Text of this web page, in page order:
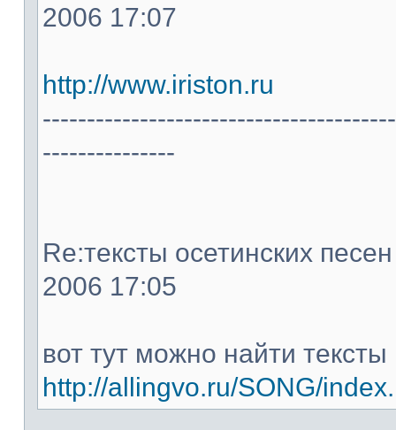
2006 17:07
http://www.iriston.ru
---------------
Re:тексты осетинских
2006 17:05
вот тут можно найти тексты
http://allingvo.ru/SONG/